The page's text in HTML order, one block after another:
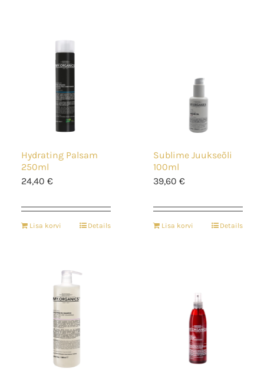
Hydrating Palsam
250ml
24,40 €
Lisa korvi Details
Sublime Juukseõli
100ml
39,60 €
Lisa korvi Details